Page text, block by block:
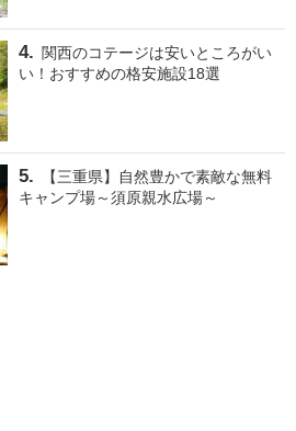
関西のコテージは安いところがい
い！おすすめの格安施設18選
【三重県】自然豊かで素敵な無料
キャンプ場～須原親水広場～